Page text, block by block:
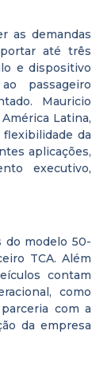
as demandas
até três
e dispositivo
passageiro
Mauricio
Latina,
da
aplicações,
executivo,
do modelo 50-
TCA. Além
contam
como
com a
da empresa